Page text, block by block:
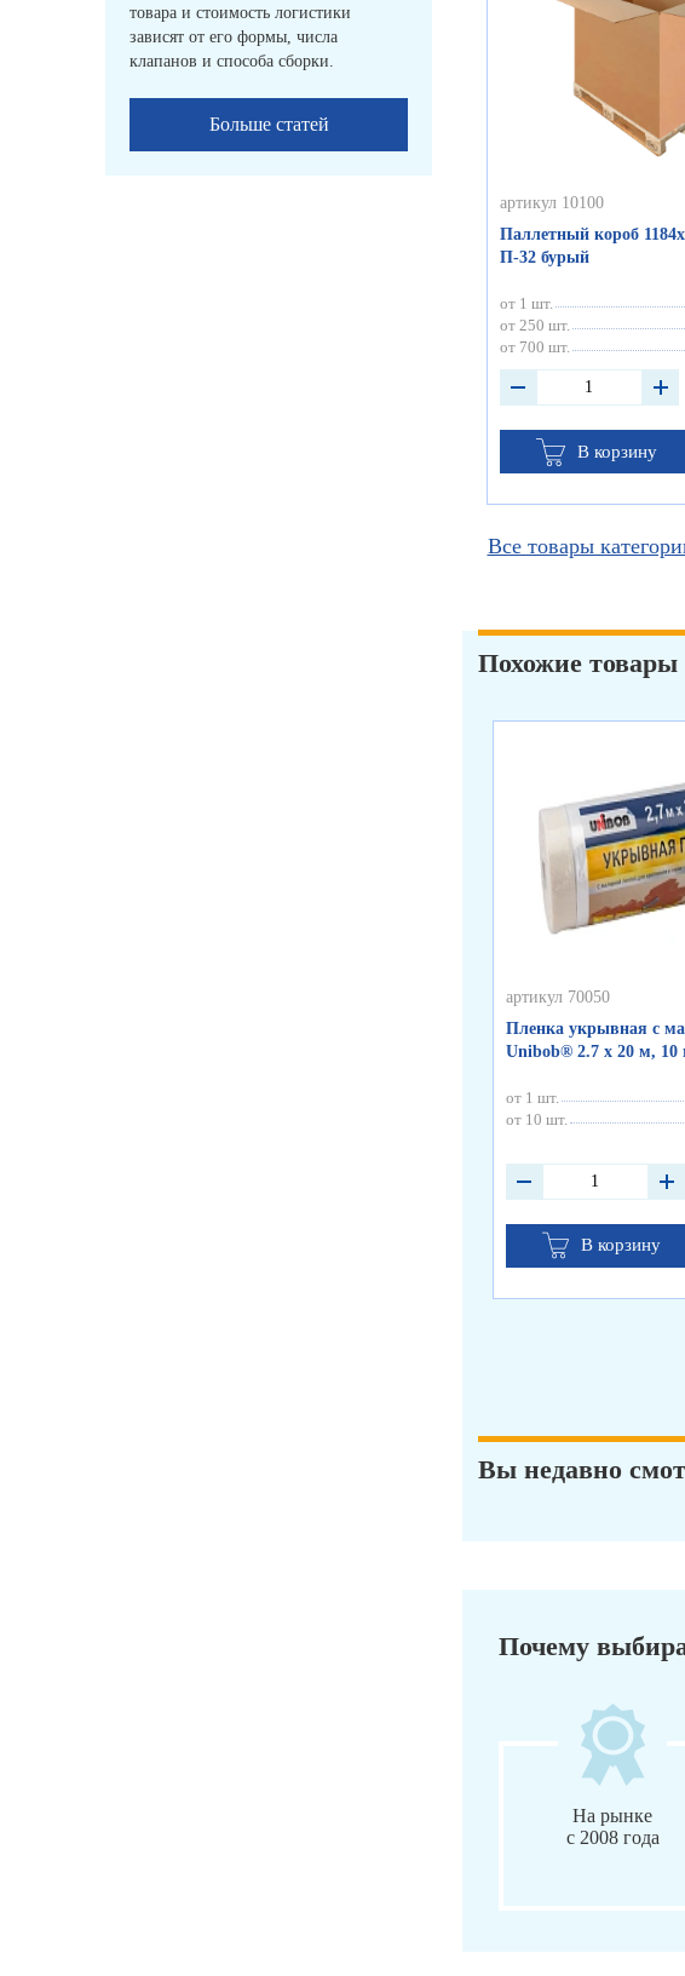
товара и стоимость логистики
зависят от его формы, числа
клапанов и способа сборки.
Больше статей
артикул 10100
Паллетный короб
П-32 бурый
от 1 шт.
от 250 шт.
от 700 шт.
В корзину
Все товары
Похожие товары
артикул 70050
Пленка укрывная с
Unibob® 2.7 х 20 м, 10
от 1 шт.
от 10 шт.
В корзину
Вы недавно
Почему
На рынке
с 2008 года